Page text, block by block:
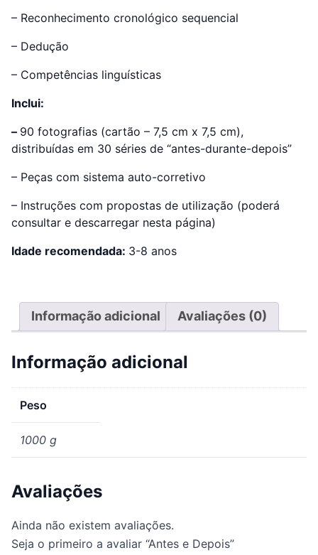
– Reconhecimento cronológico sequencial
– Dedução
– Competências linguísticas
Inclui:
– 90 fotografias (cartão – 7,5 cm x 7,5 cm),
distribuídas em 30 séries de “antes-durante-depois”
– Peças com sistema auto-corretivo
– Instruções com propostas de utilização (poderá
consultar e descarregar nesta página)
Idade recomendada: 3-8 anos
Informação adicional Avaliações (0)
Informação adicional
Peso
1000 g
Avaliações
Ainda não existem avaliações.
Seja o primeiro a avaliar “Antes e Depois”